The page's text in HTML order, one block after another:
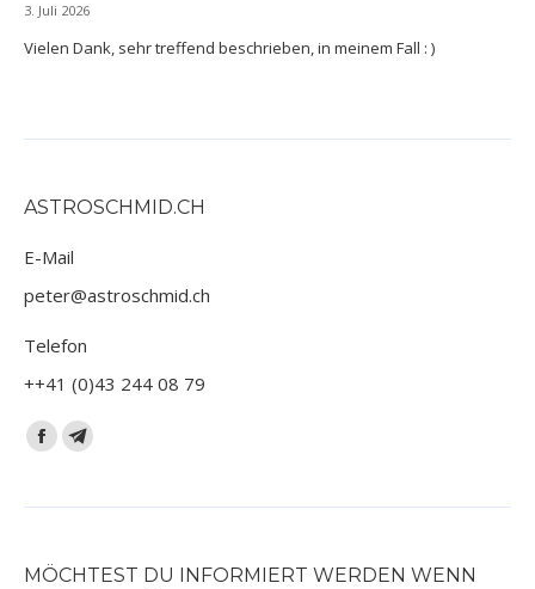
3. Juli 2026
Vielen Dank, sehr treffend beschrieben, in meinem Fall : )
ASTROSCHMID.CH
E-Mail
peter@astroschmid.ch
Telefon
++41 (0)43 244 08 79
Finden Sie uns auf:
Facebook
opens
new
Telegram
opens
new
MÖCHTEST DU INFORMIERT WERDEN WENN